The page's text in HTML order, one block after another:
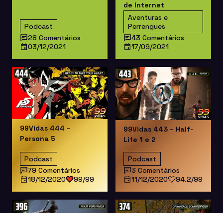
Podcast
28 Comentários
03/12/2021
de Internet
Aventuras e
Perrengues
43 Comentários
17/09/2021
99Vidas 444 –
Persona 5
Podcast
79 Comentários
18/12/2020
99/99
99Vidas 443 – Half-
Life 1 e 2
Podcast
3 Comentários
11/12/2020
94.2/99